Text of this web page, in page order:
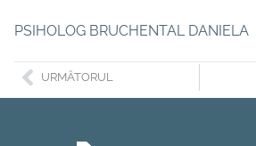
PSIHOLOG BRUCHENTAL DANIELA
URMĂTORUL